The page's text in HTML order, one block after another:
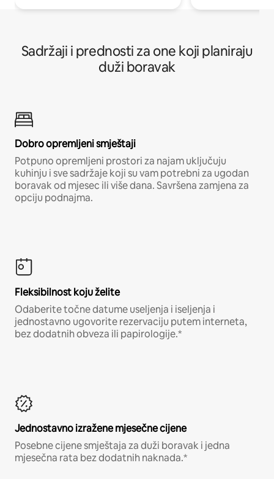
Sadržaji i prednosti za one koji planiraju
duži boravak
Dobro opremljeni smještaji
Potpuno opremljeni prostori za najam uključuju
kuhinju i sve sadržaje koji su vam potrebni za ugodan
boravak od mjesec ili više dana. Savršena zamjena za
opciju podnajma.
Fleksibilnost koju želite
Odaberite točne datume useljenja i iseljenja i
jednostavno ugovorite rezervaciju putem interneta,
bez dodatnih obveza ili papirologije.*
Jednostavno izražene mjesečne cijene
Posebne cijene smještaja za duži boravak i jedna
mjesečna rata bez dodatnih naknada.*